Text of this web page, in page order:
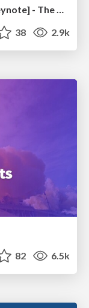
[Rails World 2023 - Day 1 Closing Keynote] - The Magic of Rails
38 2.9k
82 6.5k